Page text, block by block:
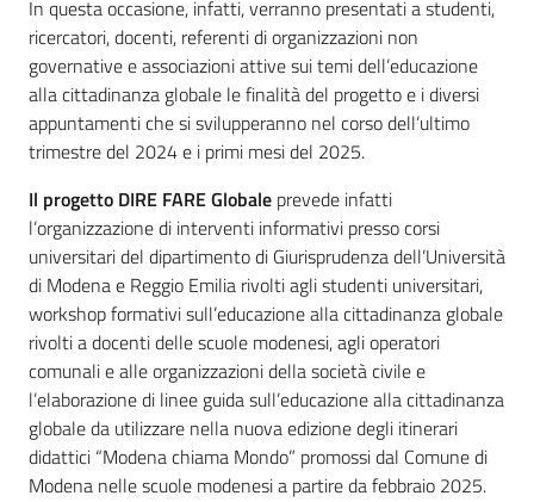
In questa occasione, infatti, verranno presentati a studenti,
ricercatori, docenti, referenti di organizzazioni non
governative e associazioni attive sui temi dell’educazione
alla cittadinanza globale le finalità del progetto e i diversi
appuntamenti che si svilupperanno nel corso dell’ultimo
trimestre del 2024 e i primi mesi del 2025.
Il progetto DIRE FARE Globale prevede infatti
l’organizzazione di interventi informativi presso corsi
universitari del dipartimento di Giurisprudenza dell’Università
di Modena e Reggio Emilia rivolti agli studenti universitari,
workshop formativi sull’educazione alla cittadinanza globale
rivolti a docenti delle scuole modenesi, agli operatori
comunali e alle organizzazioni della società civile e
l’elaborazione di linee guida sull’educazione alla cittadinanza
globale da utilizzare nella nuova edizione degli itinerari
didattici “Modena chiama Mondo” promossi dal Comune di
Modena nelle scuole modenesi a partire da febbraio 2025.